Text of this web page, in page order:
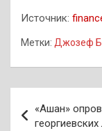
Источник:
Метки: Джозеф
по
«Ашан»
георгиевских